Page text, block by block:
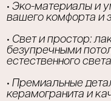
• Эко-материалы и
вашего комфорта и
• Свет и простор:
безупречными
естественного
• Премиальные
керамогранита и